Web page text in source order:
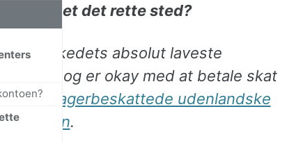
du landet det rette sted?
markedets absolut laveste
(ÅOP) og er okay med at betale skat
om
lagerbeskattede udenlandske
.